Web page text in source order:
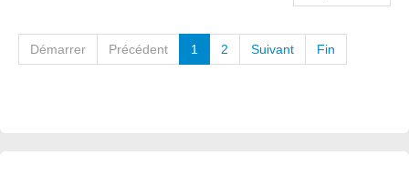
Démarrer Précédent 1 2 Suivant Fin